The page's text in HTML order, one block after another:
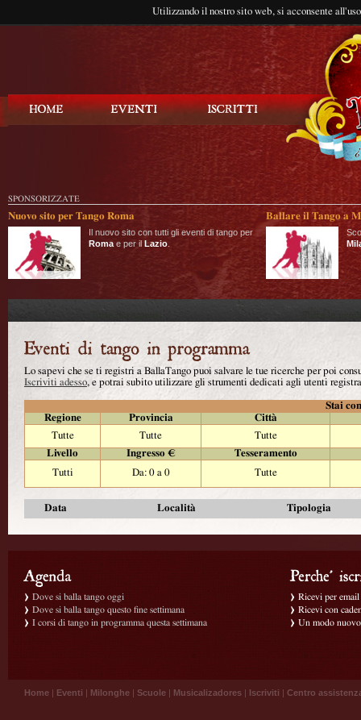
Utilizzando il nostro sito web, si acconsente
SPONSORIZZATE
Nuovo sito per Tango Roma
Il nuovo sito con tutti gli eventi di tango per
Roma e per il Lazio
Ballare il Tango a
Lo sapevi che se ti registri a BallaTango puoi salvare le tue ricerche per poi
Iscriviti adesso, e potrai subito utilizzare gli strumenti dedicati agli utenti
Stai
Regione
Provincia
Città
Tutte
Tutte
Tutte
Livello
Ingresso €
Tesseramento
Tutti
Da: 0 a 0 Tutte
Data Località Tipologia
Dove si balla tango oggi
Dove si balla tango questo fine settimana
I corsi di tango in programma questa settimana
Ricevi per
Ricevi con
Un modo
Home | Eventi | Milonghe | Scuole | Musicalizadores | Iscriviti | Centro